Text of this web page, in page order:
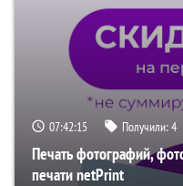
07:42:14 Получили:4
Печать фотографий,
печати netPrint